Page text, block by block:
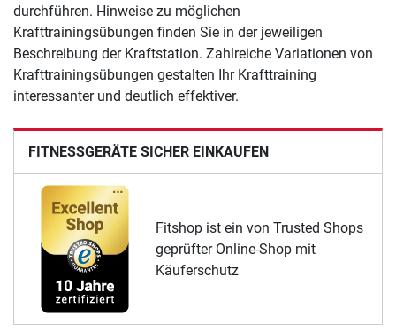
FITNESSGERÄTE SICHER EINKAUFEN
Fitshop ist ein von Trusted Shops
geprüfter Online-Shop mit
Käuferschutz
durchführen. Hinweise zu möglichen
Krafttrainingsübungen finden Sie in der jeweiligen
Beschreibung der Kraftstation. Zahlreiche Variationen von
Krafttrainingsübungen gestalten Ihr Krafttraining
interessanter und deutlich effektiver.